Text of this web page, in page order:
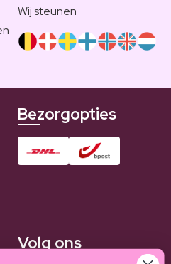
Wij steunen
Bezorgopties
Volg ons